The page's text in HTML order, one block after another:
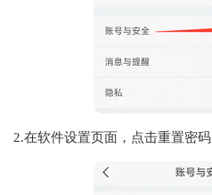
2.在软件设置页面，点击重置密码